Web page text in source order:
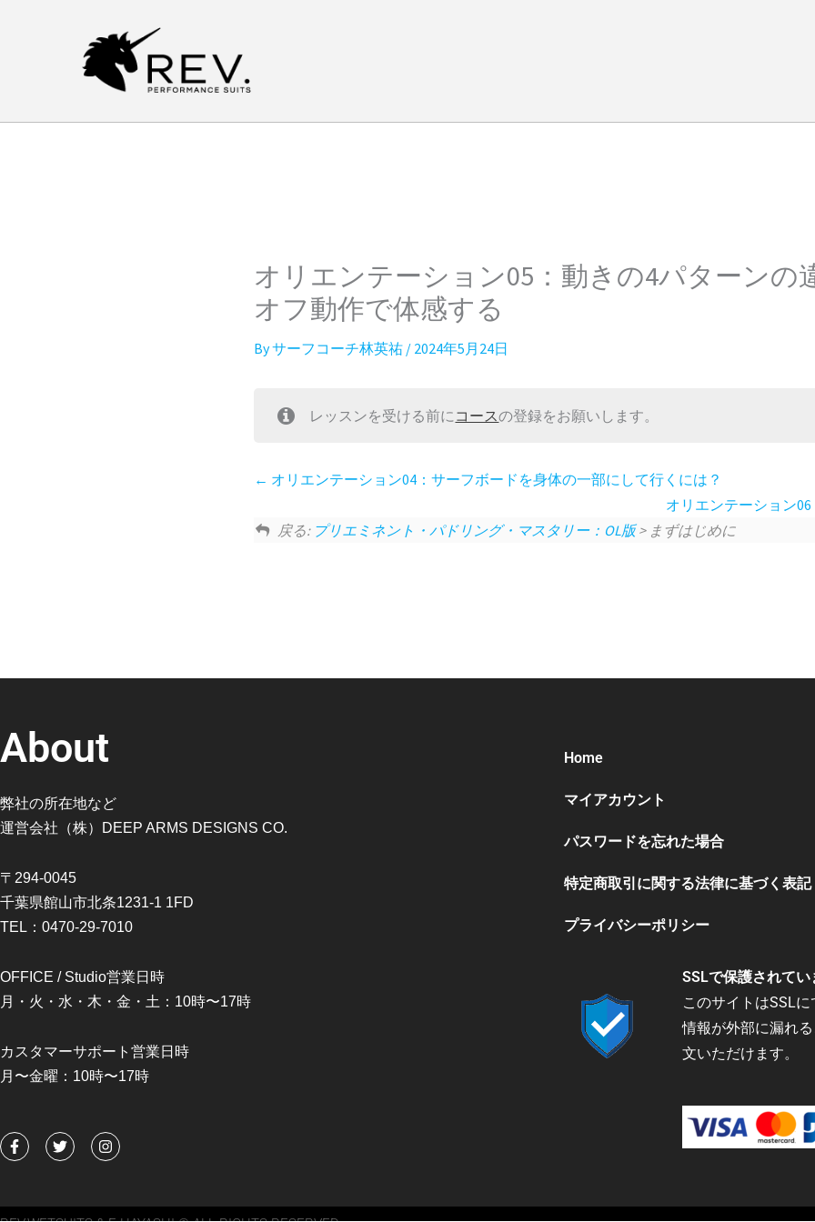
オリエンテーション05：動きの4パターンの
オフ動作で体感する
Byサーフコーチ林英祐 / 2024年5月24日
レッスンを受ける前に コースの登録をお願いします。
オリエンテーション04：サーフボードを身体の一部にして行くには？
オリエンテーション
戻る: プリエミネント・パドリング・マスタリー：OL版> まずはじめに
About
弊社の所在地など
運営会社（株）DEEP ARMS DESIGNS CO.
〒294-0045
千葉県館山市北条1231-1 1FD
TEL：0470-29-7010
OFFICE / Studio営業日時
月・火・水・木・金・土：10時〜17時
カスタマーサポート営業日時
月〜金曜：10時〜17時
F
a
o
T
w
e
I
n
g
Home
マイアカウント
パスワードを忘れた場合
特定商取引に関する法律に基づく表記
プライバシーポリシー
SSLで保護されてい
このサイトはSSL
情報が外部に漏れ
文いただけます。